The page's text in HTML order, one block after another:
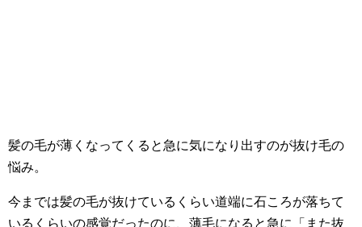
髪の毛が薄くなってくると急に気になり出すのが抜け毛の
悩み。
今までは髪の毛が抜けているくらい道端に石ころが落ちて
いるくらいの感覚だったのに、薄毛になると急に「また抜